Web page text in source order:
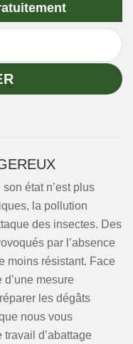
état n’est plus
la pollution
des insectes. Des
par l’absence
moins résistant. Face
mesure
les dégâts
nous vous
d’abattage